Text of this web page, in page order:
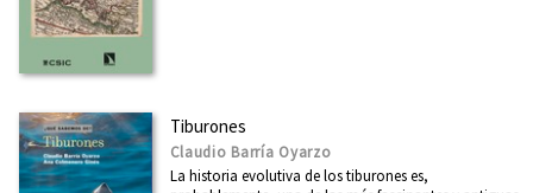
Tiburones
Claudio Barría Oyarzo
La historia evolutiva de los tiburones es,